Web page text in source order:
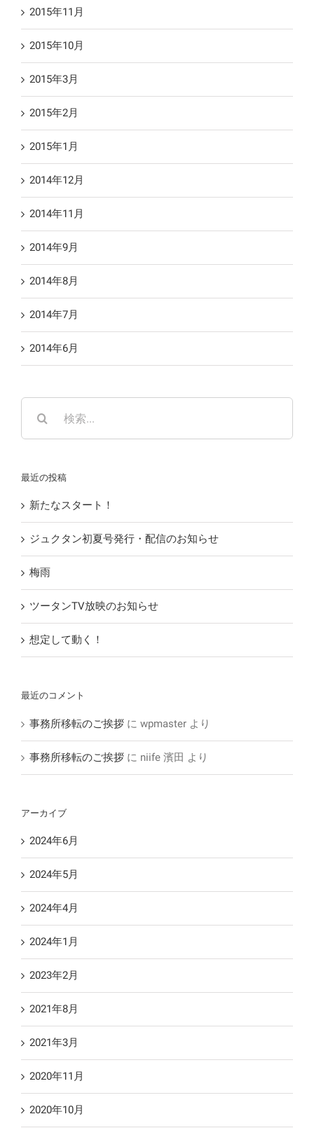
2015年11月
2015年10月
2015年3月
2015年2月
2015年1月
2014年12月
2014年11月
2014年9月
2014年8月
2014年7月
2014年6月
…
最近の投稿
新たなスタート！
ジュクタン初夏号発行・配信のお知らせ
梅雨
ツータンTV放映のお知らせ
想定して動く！
最近のコメント
事務所移転のご挨拶 に wpmaster より
事務所移転のご挨拶 に niife 濱田 より
アーカイブ
2024年6月
2024年5月
2024年4月
2024年1月
2023年2月
2021年8月
2021年3月
2020年11月
2020年10月